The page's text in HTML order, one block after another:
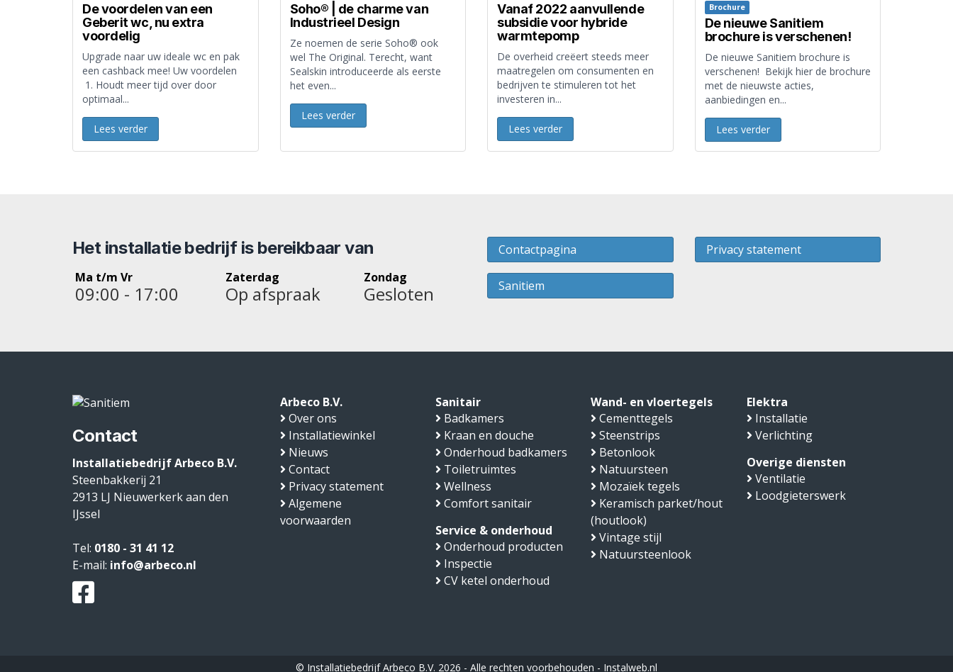
De voordelen van een
Geberit wc, nu extra
voordelig
Upgrade naar uw ideale wc en pak
een cashback mee! Uw voordelen
1. Houdt meer tijd over door
optimaal...
Lees verder
Soho® | de charme van
Industrieel Design
Ze noemen de serie Soho® ook
wel The Original. Terecht, want
Sealskin introduceerde als eerste
het even...
Lees verder
Vanaf 2022 aanvullende
subsidie voor hybride
warmtepomp
De overheid creëert steeds meer
maatregelen om consumenten en
bedrijven te stimuleren tot het
investeren in...
Lees verder
Brochure
De nieuwe Sanitiem
brochure is verschenen!
De nieuwe Sanitiem brochure is
verschenen! Bekijk hier de brochure
met de nieuwste acties,
aanbiedingen en...
Lees verder
Het installatie bedrijf is bereikbaar van
Ma t/m Vr
09:00 - 17:00
Zaterdag
Op afspraak
Zondag
Gesloten
Contactpagina
Sanitiem
Privacy statement
Contact
Installatiebedrijf Arbeco B.V.
Steenbakkerij 21
2913 LJ Nieuwerkerk aan den
IJssel
Tel: 0180 - 31 41 12
E-mail: info@arbeco.nl
Arbeco B.V.
Over ons
Installatiewinkel
Nieuws
Contact
Privacy statement
Algemene
voorwaarden
Sanitair
Badkamers
Kraan en douche
Onderhoud badkamers
Toiletruimtes
Wellness
Comfort sanitair
Service & onderhoud
Onderhoud producten
Inspectie
CV ketel onderhoud
Wand- en vloertegels
Cementtegels
Steenstrips
Betonlook
Natuursteen
Mozaïek tegels
Keramisch parket/hout
(houtlook)
Vintage stijl
Natuursteenlook
Elektra
Installatie
Verlichting
Overige diensten
Ventilatie
Loodgieterswerk
© Installatiebedrijf Arbeco B.V. 2026 - Alle rechten voorbehouden - Instalweb.nl